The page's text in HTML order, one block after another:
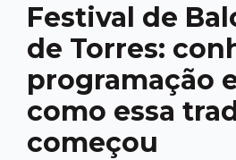
Festival de
de Torres:
programação
como essa
começou